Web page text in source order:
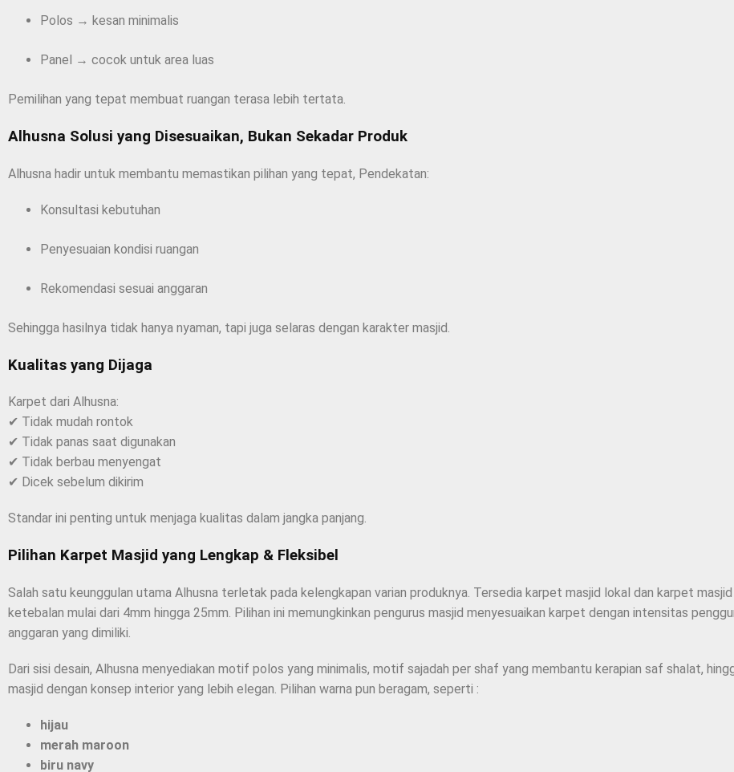
Polos → kesan minimalis
Panel → cocok untuk area luas
Pemilihan yang tepat membuat ruangan terasa lebih tertata.
Alhusna Solusi yang Disesuaikan, Bukan Sekadar Produk
Alhusna hadir untuk membantu memastikan pilihan yang tepat, Pendekatan:
Konsultasi kebutuhan
Penyesuaian kondisi ruangan
Rekomendasi sesuai anggaran
Sehingga hasilnya tidak hanya nyaman, tapi juga selaras dengan karakter masjid.
Kualitas yang Dijaga
Karpet dari Alhusna:
✔ Tidak mudah rontok
✔ Tidak panas saat digunakan
✔ Tidak berbau menyengat
✔ Dicek sebelum dikirim
Standar ini penting untuk menjaga kualitas dalam jangka panjang.
Pilihan Karpet Masjid yang Lengkap & Fleksibel
Salah satu keunggulan utama Alhusna terletak pada kelengkapan varian produknya. Tersedia karpet masjid lokal dan karpet
ketebalan mulai dari 4mm hingga 25mm. Pilihan ini memungkinkan pengurus masjid menyesuaikan karpet dengan intensitas
anggaran yang dimiliki.
Dari sisi desain, Alhusna menyediakan motif polos yang minimalis, motif sajadah per shaf yang membantu kerapian saf shalat,
masjid dengan konsep interior yang lebih elegan. Pilihan warna pun beragam, seperti :
hijau
merah maroon
biru navy